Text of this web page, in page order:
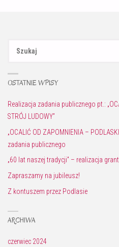
OSTATNIE WPISY
Realizacja zadania publicznego pt.:
STRÓJ LUDOWY”
„OCALIĆ OD ZAPOMNIENIA –
zadania publicznego
„60 lat naszej tradycji” – realizacja
Zapraszamy na jubileusz!
Z kontuszem przez Podlasie
ARCHIWA
czerwiec 2024